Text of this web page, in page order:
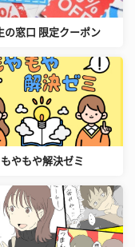
の窓口 限定クーポン
もやもや解決ゼミ